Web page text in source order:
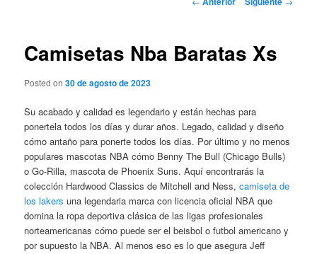
Camisetas Nba Baratas Xs
Posted on30 de agosto de 2023
Su acabado y calidad es legendario y están hechas para
ponertela todos los días y durar años. Legado, calidad y diseño
cómo antaño para ponerte todos los días. Por último y no menos
populares mascotas NBA cómo Benny The Bull (Chicago Bulls)
o Go-Rilla, mascota de Phoenix Suns. Aquí encontrarás la
colección Hardwood Classics de Mitchell and Ness,camiseta de
los lakers una legendaria marca con licencia oficial NBA que
domina la ropa deportiva clásica de las ligas profesionales
norteamericanas cómo puede ser el beisbol o futbol americano y
por supuesto la NBA. Al menos eso es lo que asegura Jeff